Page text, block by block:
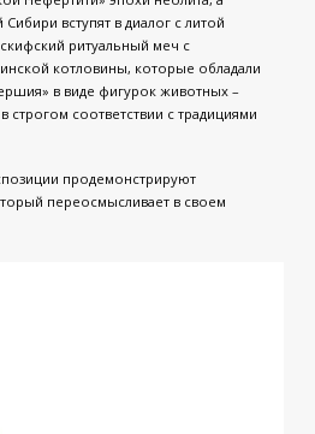
вступят в диалог с литой
ритуальный меч с
котловины, которые обладали
в виде фигурок животных –
соответствии с традициями
продемонстрируют
переосмысливает в своем